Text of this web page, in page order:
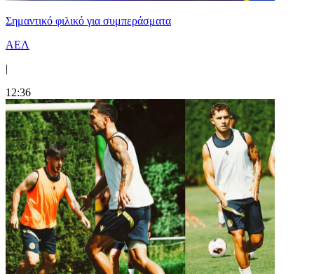
Σημαντικό φιλικό για συμπεράσματα
ΑΕΛ
|
12:36